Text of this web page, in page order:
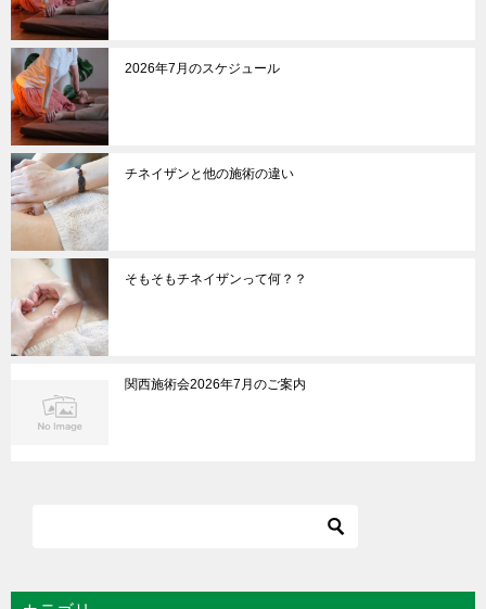
2026年7月のスケジュール
チネイザンと他の施術の違い
そもそもチネイザンって何？？
関西施術会2026年7月のご案内